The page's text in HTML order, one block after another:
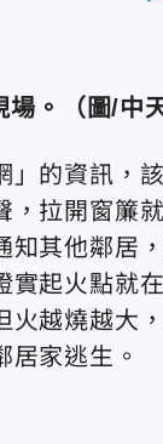
場。（圖/中
」的資訊，
，拉開窗簾
知其他鄰居
實起火點就
火越燒越大
居家逃生。